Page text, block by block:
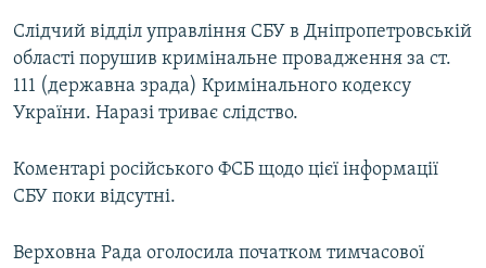
Слідчий відділ управління СБУ в Дніпропетровській
області порушив кримінальне провадження за ст.
111 (державна зрада) Кримінального кодексу
України. Наразі триває слідство.
Коментарі російського ФСБ щодо цієї інформації
СБУ поки відсутні.
Верховна Рада оголосила початком тимчасової